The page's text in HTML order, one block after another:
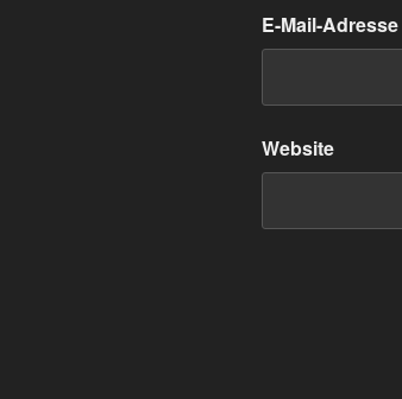
E-Mail-Adresse
Website